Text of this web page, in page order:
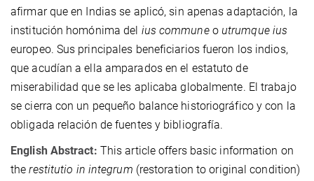
afirmar que en Indias se aplicó, sin apenas adaptación, la
institución homónima del ius communeo utrumque ius
europeo. Sus principales beneficiarios fueron los indios,
que acudían a ella amparados en el estatuto de
miserabilidad que se les aplicaba globalmente. El trabajo
se cierra con un pequeño balance historiográfico y con la
obligada relación de fuentes y bibliografía.
English Abstract: This article offers basic information on
therestitutio in integrum (restoration to original condition)